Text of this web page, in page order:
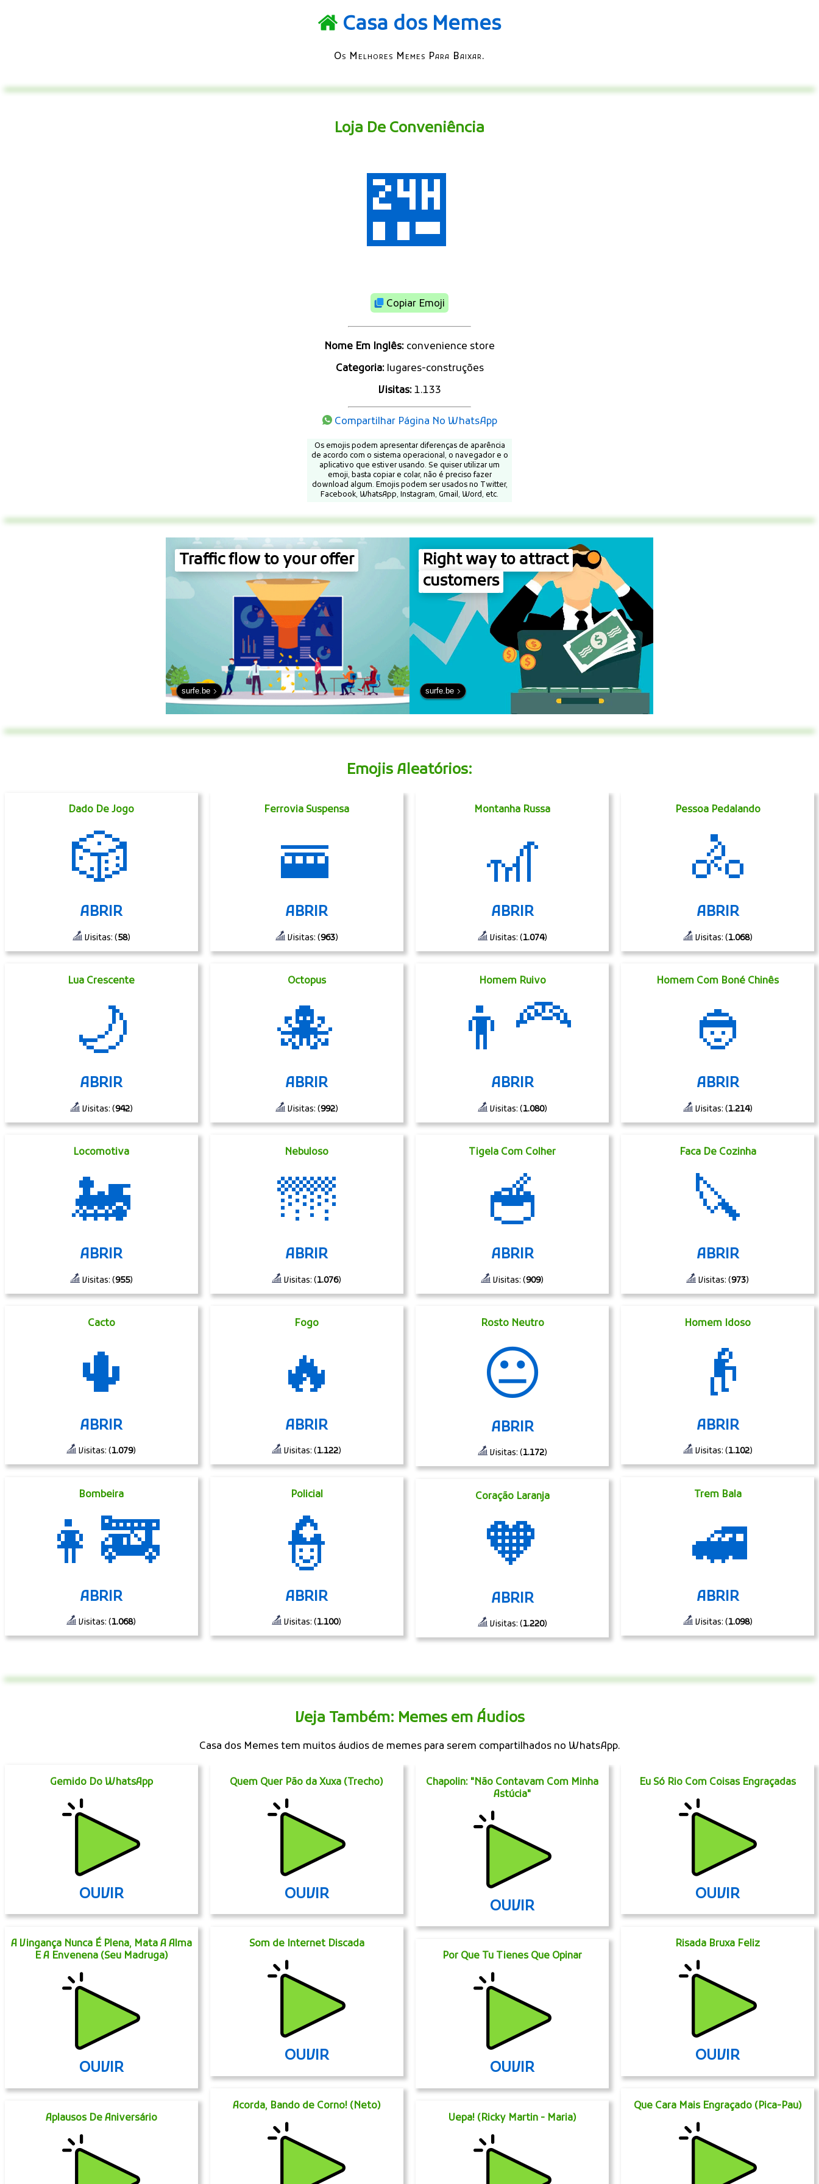
Casa dos Memes
Os Melhores Memes Para Baixar.
Loja De Conveniência
🏪
Copiar Emoji
Nome Em Inglês: convenience store
Categoria: lugares-construções
Visitas:1.133
Compartilhar Página No WhatsApp
Os emojis podem apresentar diferenças de aparência
de acordo com o sistema operacional, o navegador e o
aplicativo que estiver usando. Se quiser utilizar um
emoji, basta copiar e colar, não é preciso fazer
download algum. Emojis podem ser usados no Twitter,
Facebook, WhatsApp, Instagram, Gmail, Word, etc.
Traffic flow to your offer
surfe.be
Right way to attract
customers
surfe.be
Emojis Aleatórios:
Dado De Jogo
🎲
ABRIR
Visitas: (58)
Lua Crescente
🌙
ABRIR
Visitas: (942)
Locomotiva
🚂
ABRIR
Visitas: (955)
Cacto
🌵
ABRIR
Visitas: (1.079)
Bombeira
👩‍🚒
ABRIR
Visitas: (1.068)
Ferrovia Suspensa
🚟
ABRIR
Visitas: (963)
Octopus
🐙
ABRIR
Visitas: (992)
Nebuloso
🌁
ABRIR
Visitas: (1.076)
Fogo
🔥
ABRIR
Visitas: (1.122)
Policial
👮
ABRIR
Visitas: (1.100)
Montanha Russa
🎢
ABRIR
Visitas: (1.074)
Homem Ruivo
👨‍🦰
ABRIR
Visitas: (1.080)
Tigela Com Colher
🥣
ABRIR
Visitas: (909)
Rosto Neutro
😐
ABRIR
Visitas: (1.172)
Coração Laranja
🧡
ABRIR
Visitas: (1.220)
Pessoa Pedalando
🚴
ABRIR
Visitas: (1.068)
Homem Com Boné Chinês
👲
ABRIR
Visitas: (1.214)
Faca De Cozinha
🔪
ABRIR
Visitas: (973)
Homem Idoso
👴
ABRIR
Visitas: (1.102)
Trem Bala
🚅
ABRIR
Visitas: (1.098)
Veja Também: Memes em Áudios
Casa dos Memes tem muitos áudios de memes para serem compartilhados no WhatsApp.
Gemido Do WhatsApp
OUVIR
A Vingança Nunca É Plena, Mata A Alma
E A Envenena (Seu Madruga)
OUVIR
Aplausos De Aniversário
Quem Quer Pão da Xuxa (Trecho)
OUVIR
Som de Internet Discada
OUVIR
Acorda, Bando de Corno! (Neto)
Chapolin: "Não Contavam Com Minha
Astúcia"
OUVIR
Por Que Tu Tienes Que Opinar
OUVIR
Uepa! (Ricky Martin - Maria)
Eu Só Rio Com Coisas Engraçadas
OUVIR
Risada Bruxa Feliz
OUVIR
Que Cara Mais Engraçado (Pica-Pau)